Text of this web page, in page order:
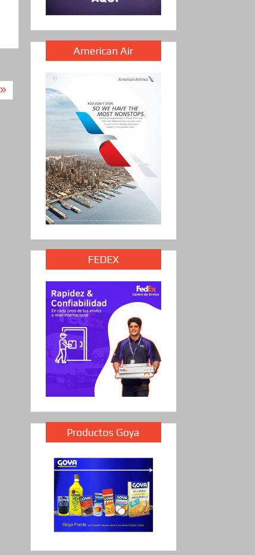
American Air
FEDEX
Productos Goya